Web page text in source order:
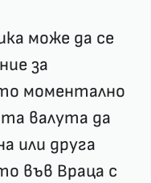
може да се
за
моментално
валута да
или друга
във Враца с